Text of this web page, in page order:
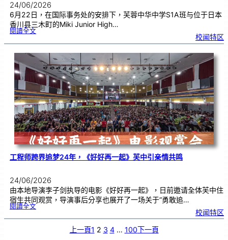
24/06/2026
6月22日，在国际事务处的安排下，芙蓉中华中学S1A班与位于日本
香川县三木町的Miki Junior High…
閱讀全文:芙
日
友
校
线
上
流
|传
统
游
戏
连
结
跨
国
友
谊
校闻特区
工程师跨界追梦24年，《好好再一起》芙中引亲情共鸣
24/06/2026
由本地导演李子剑执导的电影《好好再一起》，日前邀请全体芙中住
宿生共同观赏，导演事后分享也展开了一场关于“勇敢追…
閱讀全文:工
跨
校闻特区
上一頁1 2 3 4 … 100下一頁